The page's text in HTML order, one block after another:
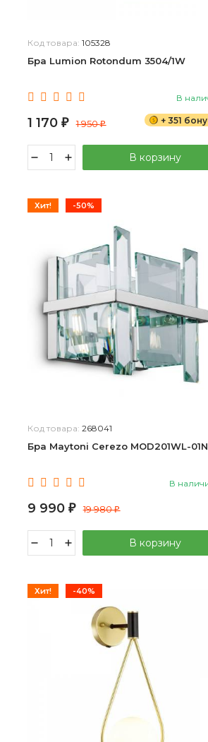
Код товара: 105328
Бра Lumion Rotondum 3504/1W
В
1 170 ₽ 1 950₽ + 351
В корзину
Хит! -50%
Код товара: 268041
Бра Maytoni Cerezo MOD201WL-01N
В
9 990 ₽ 19 980₽
В корзину
Хит! -40%